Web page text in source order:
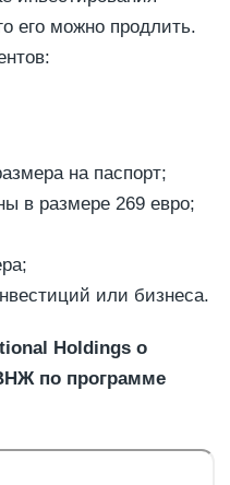
его можно продлить.
на паспорт;
в размере 269 евро;
или бизнеса.
Holdings о
по программе